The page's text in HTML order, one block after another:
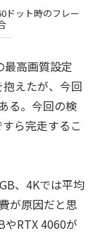
ドット時のフレー
高画質設定
えたが、今回
る。今回の検
ら完走するこ
、4Kでは平均
が原因だと思
やRTX 4060が